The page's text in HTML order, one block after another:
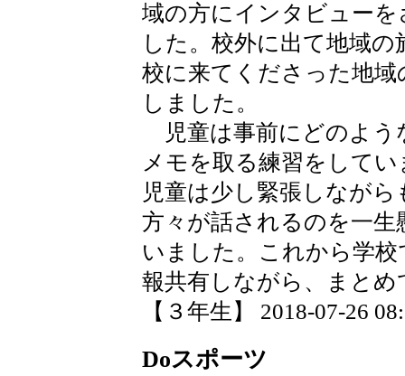
域の方にインタビュー
した。校外に出て地域
校に来てくださった地
しました。
児童は事前にどのよう
メモを取る練習をして
児童は少し緊張しなが
方々が話されるのを一
いました。これから学
報共有しながら、まと
【３年生】 2018-07-26
Doスポーツ